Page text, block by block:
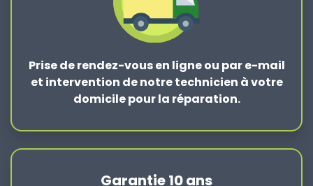
Prise de rendez-vous en ligne ou par e-mail
et intervention de notre technicien à votre
domicile pour la réparation.
Garantie 10 ans